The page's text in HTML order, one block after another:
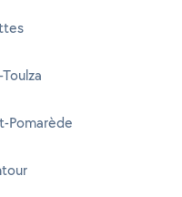
Pomarède